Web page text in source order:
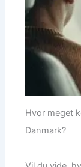
Hvor meget
Danmark?